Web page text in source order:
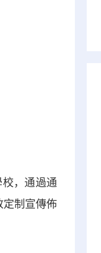
，通過通
定制宣傳佈